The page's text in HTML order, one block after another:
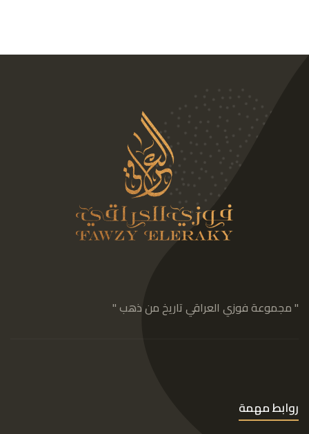
" مجموعة فوزي العراقي تاريخ من ذهب "
روابط مهمة